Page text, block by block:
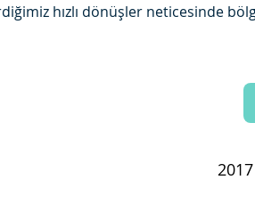
hızlı dönüşler neticesinde